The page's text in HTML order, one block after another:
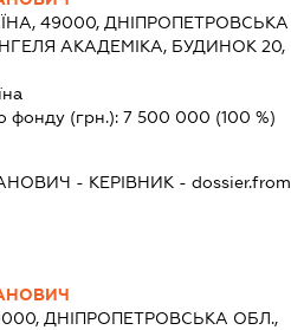
49000, ДНІПРОПЕТРОВСЬКА
АКАДЕМІКА, БУДИНОК 20,
фонду (грн.): 7 500 000 (100 %)
- КЕРІВНИК - dossier.from
ДНІПРОПЕТРОВСЬКА ОБЛ.,